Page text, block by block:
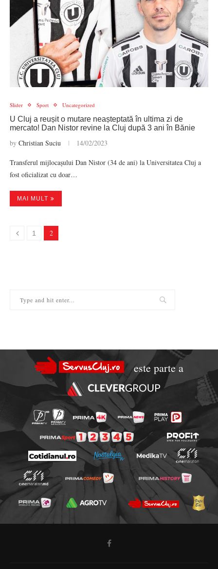
Slider Sport Uncategorized
U Cluj a reușit o mutare neașteptată în ultima zi de
mercato! Dan Nistor revine la Cluj după 3 ani în Bănie
by Christian Suciu 14/02/2023
Transferul mijlocașului Dan Nistor (34 de ani) la Universitatea Cluj a
fost oficializat cu doar…
MAI MULT
1 2
este parte a